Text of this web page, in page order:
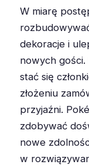
W miarę
dekoracje i
nowych gości.
stać się
złożeniu
przyjaźni.
zdobywać
nowe
w